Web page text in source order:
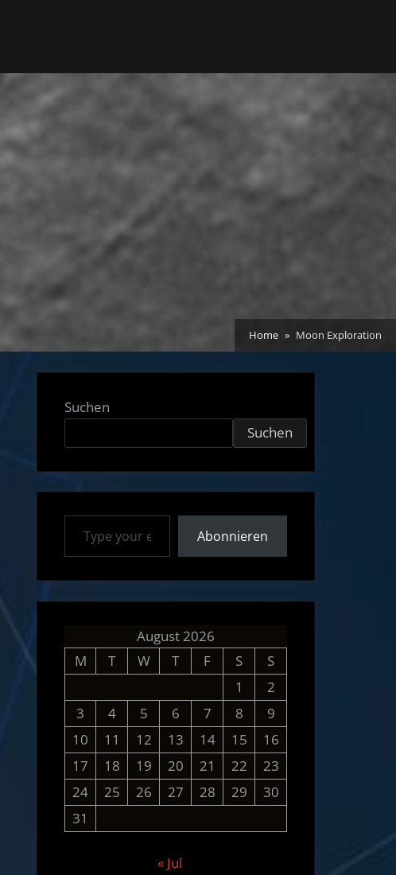
Home Moon Exploration
Suchen
Suchen
Type your email…
Abonnieren
August 2026
M
T W T F S
S
1
2
3
4 5 6 7 8
9
10
11 12 13 14 15
16
17
18 19 20 21 22
23
24
25 26 27 28 29
30
31
« Jul